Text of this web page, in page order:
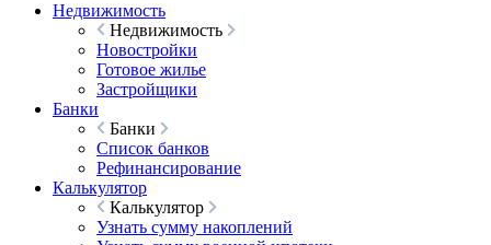
Недвижимость
Недвижимость
Новостройки
Готовое жилье
Застройщики
Банки
Банки
Список банков
Рефинансирование
Калькулятор
Калькулятор
Узнать сумму накоплений